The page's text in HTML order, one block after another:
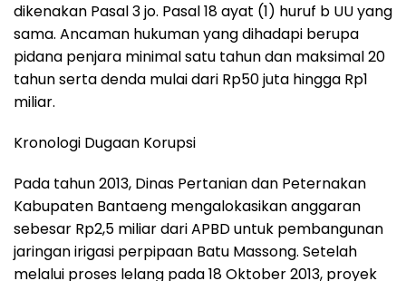
dikenakan Pasal 3 jo. Pasal 18 ayat (1) huruf b UU yang
sama. Ancaman hukuman yang dihadapi berupa
pidana penjara minimal satu tahun dan maksimal 20
tahun serta denda mulai dari Rp50 juta hingga Rp1
miliar.
Kronologi Dugaan Korupsi
Pada tahun 2013, Dinas Pertanian dan Peternakan
Kabupaten Bantaeng mengalokasikan anggaran
sebesar Rp2,5 miliar dari APBD untuk pembangunan
jaringan irigasi perpipaan Batu Massong. Setelah
melalui proses lelang pada 18 Oktober 2013, proyek